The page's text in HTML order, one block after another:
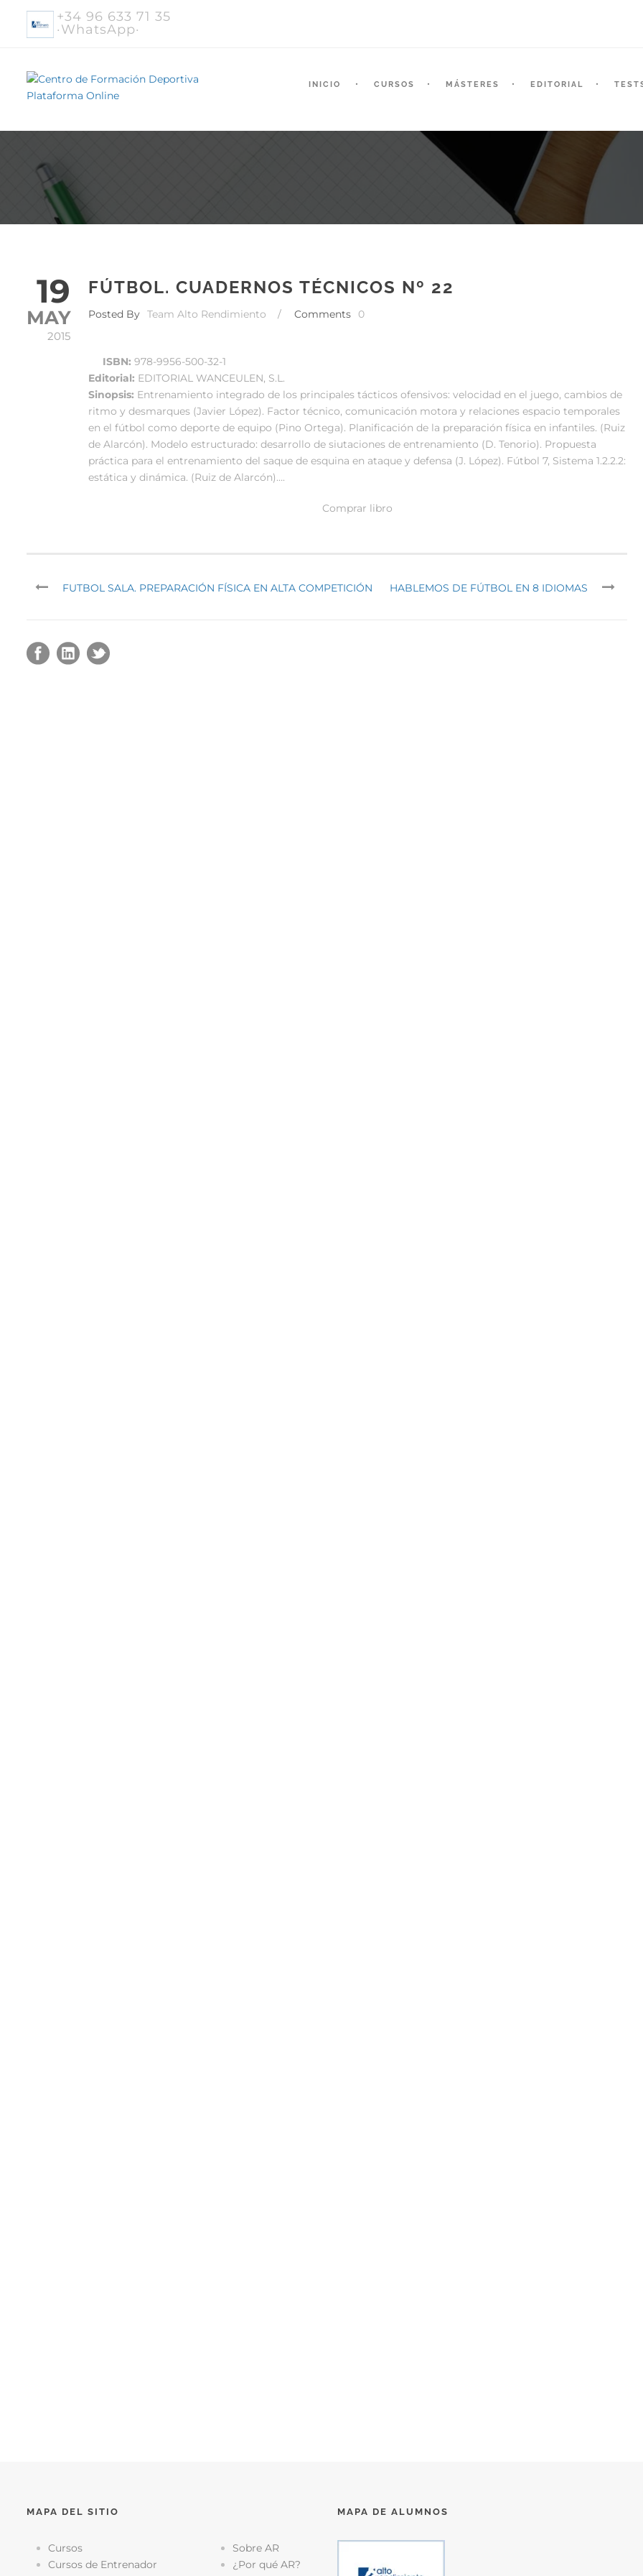
+34 96 633 71 35
·WhatsApp·
INICIO CURSOS MÁSTERES EDITORIAL
19
MAY
2015
FÚTBOL. CUADERNOS TÉCNICOS Nº 22
Posted By Team Alto Rendimiento / Comments 0
ISBN: 978-9956-500-32-1
Editorial: EDITORIAL WANCEULEN, S.L.
Sinopsis: Entrenamiento integrado de los principales tácticos ofensivos: velocidad en el juego, cambios de
ritmo y desmarques (Javier López). Factor técnico, comunicación motora y relaciones espacio temporales
en el fútbol como deporte de equipo (Pino Ortega). Planificación de la preparación física en infantiles. (Ruiz
de Alarcón). Modelo estructurado: desarrollo de siutaciones de entrenamiento (D. Tenorio). Propuesta
práctica para el entrenamiento del saque de esquina en ataque y defensa (J. López). Fútbol 7, Sistema 1.2.2.2:
estática y dinámica. (Ruiz de Alarcón)….
Comprar libro
FUTBOL SALA. PREPARACIÓN FÍSICA EN ALTA COMPETICIÓN HABLEMOS DE FÚTBOL EN 8 IDIOMAS
MAPA DEL SITIO
Cursos
Cursos de Entrenador
Sobre AR
¿Por qué AR?
MAPA DE ALUMNOS